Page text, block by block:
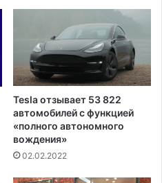
Tesla отзывает 53 822
автомобилей с функцией
«полного автономного
вождения»
02.02.2022